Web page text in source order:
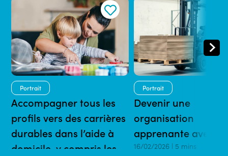
Portrait
Accompagner tous les
profils vers des carrières
durables dans l’aide à
domicile, y compris les
Portrait
Devenir une
organisation
apprenante avec
16/02/2026 | 5 mins